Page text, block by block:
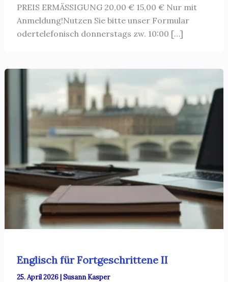
PREIS ERMÄSSIGUNG 20,00 € 15,00 € Nur mit
Anmeldung!Nutzen Sie bitte unser Formular
odertelefonisch donnerstags zw. 10:00 […]
Englisch für Fortgeschrittene II
25. April 2026|Susann Kasper